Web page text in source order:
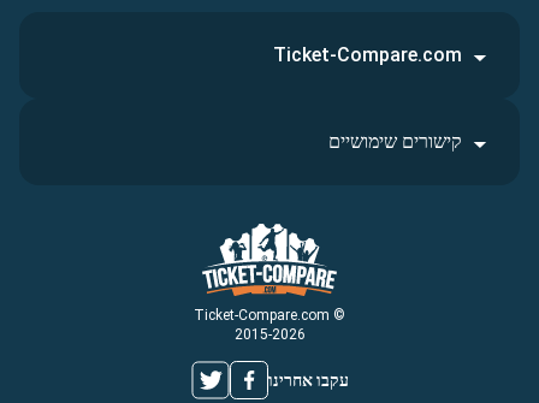
© Ticket-Compare.com
2015-2026
עקבו אחרינו
Ticket-Compare.com
קישורים שימושיים